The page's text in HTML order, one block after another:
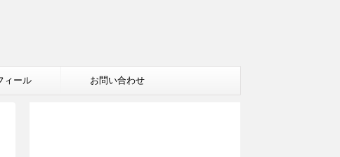
ィール お問い合わせ